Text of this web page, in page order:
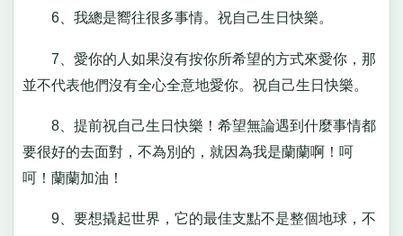
6、我總是嚮往很多事情。祝自己生日快樂。
7、愛你的人如果沒有按你所希望的方式來愛你，那
並不代表他們沒有全心全意地愛你。祝自己生日快樂。
8、提前祝自己生日快樂！希望無論遇到什麼事情都
要很好的去面對，不為別的，就因為我是蘭蘭啊！呵
呵！蘭蘭加油！
9、要想撬起世界，它的最佳支點不是整個地球，不